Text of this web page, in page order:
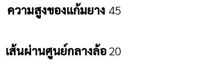
ความสูงของแก้มยาง 45
เส้นผ่านศูนย์กลางล้อ20